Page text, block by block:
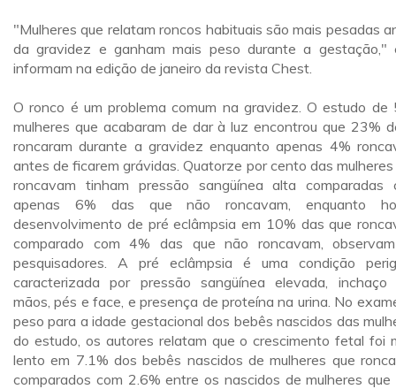
"Mulheres que relatam roncos habituais são mais pesadas
da gravidez e ganham mais peso durante a gestação,"
informam na edição de janeiro da revista Chest.
O ronco é um problema comum na gravidez. O estudo de
mulheres que acabaram de dar à luz encontrou que 23%
roncaram durante a gravidez enquanto apenas 4%
antes de ficarem grávidas. Quatorze por cento das mulheres
roncavam tinham pressão sangüínea alta comparadas
apenas 6% das que não roncavam, enquanto
desenvolvimento de pré eclâmpsia em 10% das que
comparado com 4% das que não roncavam,
pesquisadores. A pré eclâmpsia é uma condição
caracterizada por pressão sangüínea elevada, inchaço
mãos, pés e face, e presença de proteína na urina. No
peso para a idade gestacional dos bebês nascidos das
do estudo, os autores relatam que o crescimento fetal foi
lento em 7.1% dos bebês nascidos de mulheres que
comparados com 2.6% entre os nascidos de mulheres que